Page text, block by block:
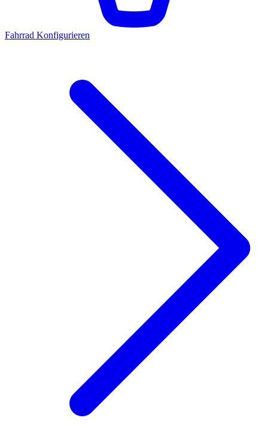
Fahrrad Konfigurieren